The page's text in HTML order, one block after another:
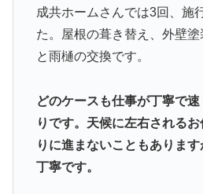
成共ホームさんでは3回、施
た。屋根の葺き替え、外壁
と雨樋の交換です。
どのケースも仕事が丁寧で
りです。天候に左右される
りに進まないこともありま
丁寧です。